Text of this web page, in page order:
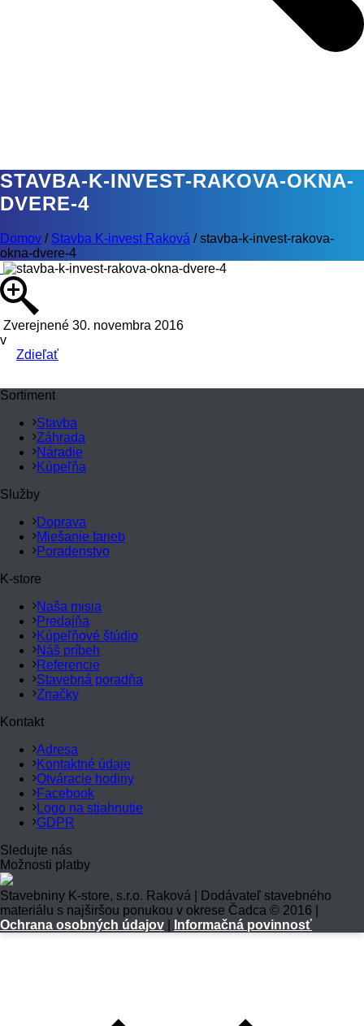
STAVBA-K-INVEST-RAKOVA-OKNA-
DVERE-4
Domov / Stavba K-invest Raková /stavba-k-invest-rakova-
okna-dvere-4
Zverejnené 30. novembra 2016
v
Zdieľať
Sortiment
Stavba
Záhrada
Náradie
Kúpeľňa
Služby
Doprava
Miešanie farieb
Poradenstvo
K-store
Naša misia
Predajňa
Kúpeľňové štúdio
Náš príbeh
Referencie
Stavebná poradňa
Značky
Kontakt
Adresa
Kontaktné údaje
Otváracie hodiny
Facebook
Logo na stiahnutie
GDPR
Sledujte nás
Možnosti platby
Stavebniny K-store, s.r.o. Raková | Dodávateľ stavebného
materiálu s najširšou ponukou v okrese Čadca © 2016 |
Ochrana osobných údajov
Informačná povinnosť